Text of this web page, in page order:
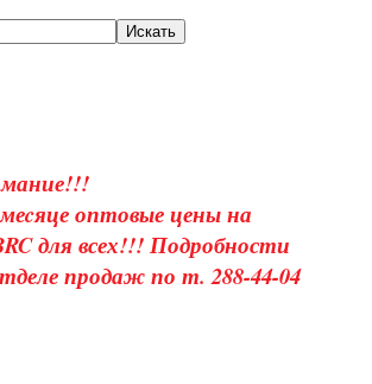
Искать
оптовые цены на
для всех!!! Подробности
продаж по т. 288-44-04